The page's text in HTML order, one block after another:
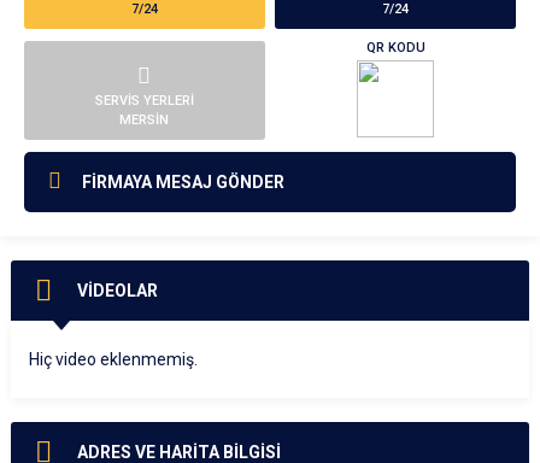
7/24
7/24
SERVİS YERLERİ
MERSİN
QR KODU
FİRMAYA MESAJ GÖNDER
VİDEOLAR
Hiç video eklenmemiş.
ADRES VE HARİTA BİLGİSİ